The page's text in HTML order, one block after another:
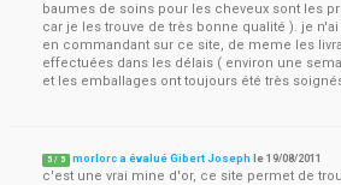
baumes de soins pour les cheveux sont les
car je les trouve de très bonne qualité ). je
en commandant sur ce site, de meme les
effectuées dans les délais ( environ une
et les emballages ont toujours été très
5 / 5 morlorc a évalué Gibert Joseph le19/08/2011
c'est une vrai mine d'or, ce site permet de